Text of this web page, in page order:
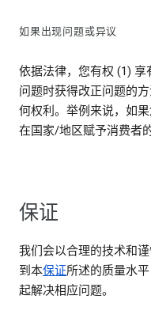
如果出现问题或异议
依据法律，您有权 (1)
问题时获得改正问题的
何权利。举例来说，如
在国家/地区赋予消费者
保证
我们会以合理的技术和
到本保证所述的质量水
起解决相应问题。